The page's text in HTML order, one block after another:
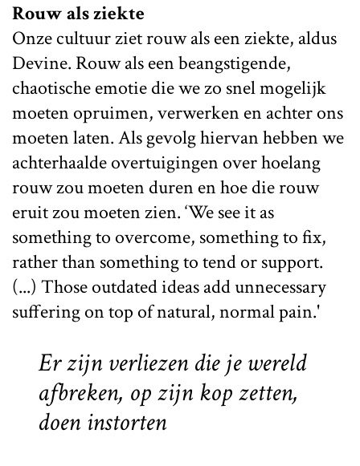
Rouw als ziekte
Onze cultuur ziet rouw als een ziekte, aldus
Devine. Rouw als een beangstigende,
chaotische emotie die we zo snel mogelijk
moeten opruimen, verwerken en achter ons
moeten laten. Als gevolg hiervan hebben we
achterhaalde overtuigingen over hoelang
rouw zou moeten duren en hoe die rouw
eruit zou moeten zien. ‘We see it as
something to overcome, something to fix,
rather than something to tend or support.
(...) Those outdated ideas add unnecessary
suffering on top of natural, normal pain.'
Er zijn verliezen die je wereld
afbreken, op zijn kop zetten,
doen instorten